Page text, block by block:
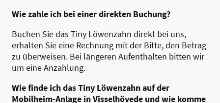
Wie zahle ich bei einer direkten Buchung?
Buchen Sie das Tiny Löwenzahn direkt bei uns,
erhalten Sie eine Rechnung mit der Bitte, den Betrag
zu überweisen. Bei längeren Aufenthalten bitten wir
um eine Anzahlung.
Wie finde ich das Tiny Löwenzahn auf der
Mobilheim-Anlage in Visselhövede und wie komme